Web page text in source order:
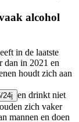
alcohol
in de laatste
dan in 2021 en
houdt zich aan
24i en drinkt niet
zich vaker
mannen en doen